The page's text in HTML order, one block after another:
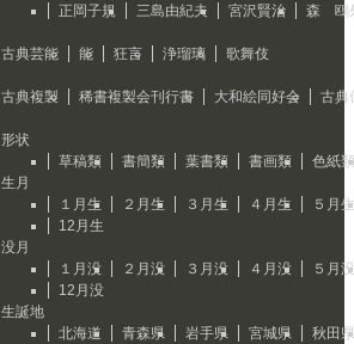
正岡子規
三島由紀夫 宮沢賢治
森 鴎
古典芸能
能 狂言 浄瑠璃
歌舞伎
古典複製
稀書複製会刊行書 大和絵同好会
古典
形状
草稿類
書簡類 葉書類 書画類
色紙類
生月
１月生
２月生 ３月生 ４月生
５月生
12月生
没月
１月没
２月没 ３月没 ４月没
５月没
12月没
生誕地
北海道
青森県 岩手県 宮城県
秋田県